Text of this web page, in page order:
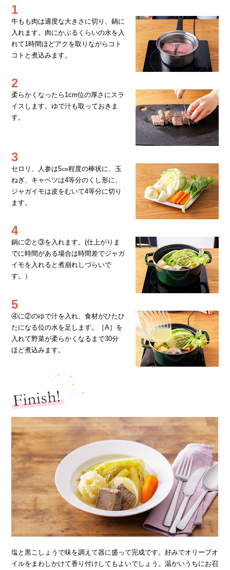
1
牛もも肉は適度な大きさに切り、鍋に
入れます。肉にかぶるくらいの水を入
れて1時間ほどアクを取りながらコト
コトと煮込みます。
2
柔らかくなったら1cm位の厚さにスラ
イスします。ゆで汁も取っておきま
す。
3
セロリ、人参は5㎝程度の棒状に、玉
ねぎ、キャベツは4等分のくし形に、
ジャガイモは皮をむいて4等分に切り
ます。
4
鍋に②と③を入れます。(仕上がりま
でに時間がある場合は時間差でジャガ
イモを入れると煮崩れしづらいで
す。）
5
④に②のゆで汁を入れ、食材がひたひ
たになる位の水を足します。［A］を
入れて野菜が柔らかくなるまで30分
ほど煮込みます。
塩と黒こしょうで味を調えて器に盛って完成です。好みでオリーブオ
イルをまわしかけて香り付けしてもよいでしょう。温かいうちにお召